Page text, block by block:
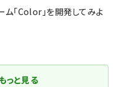
ム「Color」を開発してみよ
っと見る